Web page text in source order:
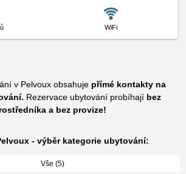
WiFi
v Pelvoux obsahuje přímé kontakty na
Rezervace ubytování probíhají bez
a bez provize!
- výběr kategorie ubytování:
Vše (5)